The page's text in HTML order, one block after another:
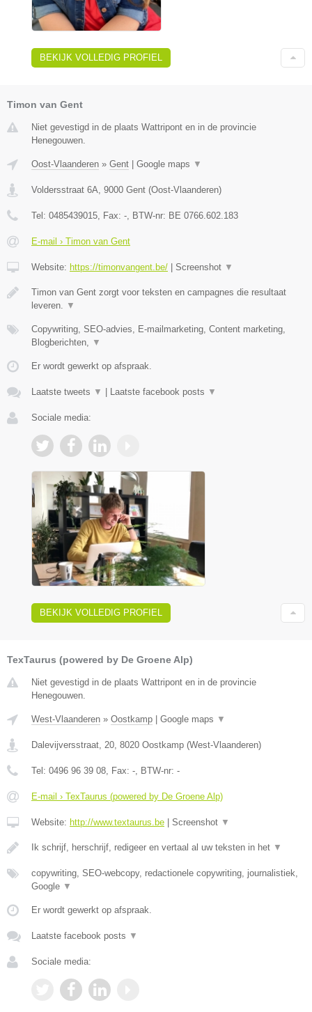
BEKIJK VOLLEDIG PROFIEL
Timon van Gent
Niet gevestigd in de plaats Wattripont en in de provincie
Henegouwen.
Oost-Vlaanderen » Gent | Google maps ▼
Voldersstraat 6A 9000 Gent (Oost-Vlaanderen)
Tel: 0485439015 , Fax: - , BTW-nr: BE 0766.602.183
E-mail › Timon van Gent
Website: https://timonvangent.be/ | Screenshot ▼
Timon van Gent zorgt voor teksten en campagnes die resultaat
leveren.
▼
Copywriting, SEO-advies, E-mailmarketing, Content marketing,
Blogberichten,
▼
Er wordt gewerkt op afspraak.
Laatste tweets ▼ | Laatste facebook posts ▼
Sociale media:
BEKIJK VOLLEDIG PROFIEL
TexTaurus (powered by De Groene Alp)
Niet gevestigd in de plaats Wattripont en in de provincie
Henegouwen.
West-Vlaanderen » Oostkamp Google maps ▼
Dalevijversstraat, 20, 8020 Oostkamp (West-Vlaanderen)
Tel: 0496 96 39 08, Fax: -, BTW-nr: -
E-mail › TexTaurus (powered by De Groene Alp)
Website: http://www.textaurus.be Screenshot ▼
Ik schrijf, herschrijf, redigeer en vertaal al uw teksten in het ▼
copywriting, SEO-webcopy, redactionele copywriting, journalistiek,
Google ▼
Er wordt gewerkt op afspraak.
Laatste facebook posts ▼
Sociale media: